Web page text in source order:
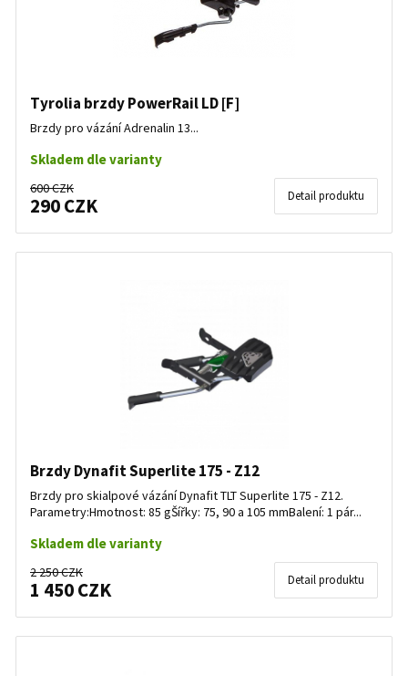
Tyrolia brzdy PowerRail LD [F]
Brzdy pro vázání Adrenalin 13...
Skladem dle varianty
600 CZK
290 CZK Detail produktu
Brzdy Dynafit Superlite 175 - Z12
Brzdy pro skialpové vázání Dynafit TLT Superlite 175 - Z12.
Parametry:Hmotnost: 85 gŠířky: 75, 90 a 105 mmBalení: 1 pár...
Skladem dle varianty
2 250 CZK
1 450 CZK Detail produktu